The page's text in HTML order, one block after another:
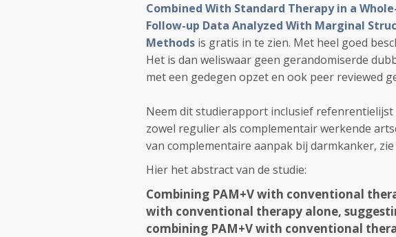
Combined With Standard Therapy in a
Follow-up Data Analyzed With Marginal
Methods is gratis in te zien. Met heel goed
Het is dan weliswaar geen gerandomiserde
met een gedegen opzet en ook peer reviewed
Neem dit studierapport inclusief refenrentielijst
zowel regulier als complementair werkende
van complementaire aanpak bij darmkanker,
Hier het abstract van de studie:
Combining PAM+V with conventional
with conventional therapy alone,
combining PAM+V with conventional